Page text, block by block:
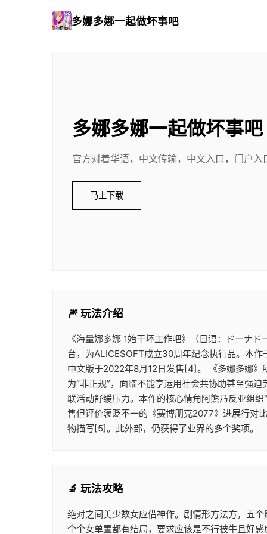
多娜多娜一起做坏事吧
多娜多娜一起做坏事吧
官方对着华语，中文传输，中文入口，门户
马上下载
🎆 玩法介绍
《海量娜多娜 1始干坏工作吧》（日语：ドーナ
台，为ALICESOFT成立30周年纪念执行品。本
中文版于2022年8月12日发售[4]。 《多娜多娜》
为“非正规”，面临不能享运用社会共协助甚至强
联活动舒缓压力。本作的核心情角阿熊乃反亚组
售但评价褒贬不一的《赛博朋克2077》进展行对
物描写[5]。此外部，仍获得了业界的多个奖项。
🔬 玩法攻略
绝对之间美少数女应借神作。剧情形方法方，五
个个女单置都有结局，要求应该是不行被牛且好感